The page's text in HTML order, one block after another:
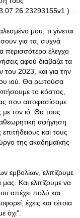
) .
μου, τι γίνεται
για τα, συχνά
περισσότερο έλεγχο
αφού διάβαζα τα
του 2023, και για την
ιού. Θα ρωτούσα
το κόστος,
που αποφασίσαμε
τον ιό. Θα τους
αφήγηση
και τους
της ακαδημαϊκής
εμβολίων, ελπίζουμε
μας. Και ελπίζουμε να
απέχει πολύ και
έχεις και τέτοια
όχι".